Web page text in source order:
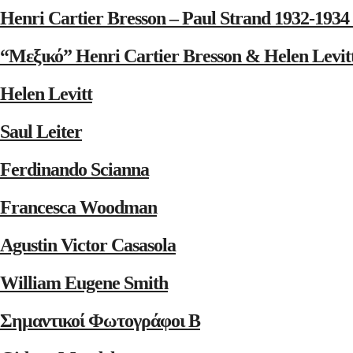
Henri Cartier Bresson – Paul Strand 1932-
“Μεξικό” Henri Cartier Bresson & Helen
Helen Levitt
Saul Leiter
Ferdinando Scianna
Francesca Woodman
Agustin Victor Casasola
William Eugene Smith
Σημαντικοί Φωτογράφοι Β